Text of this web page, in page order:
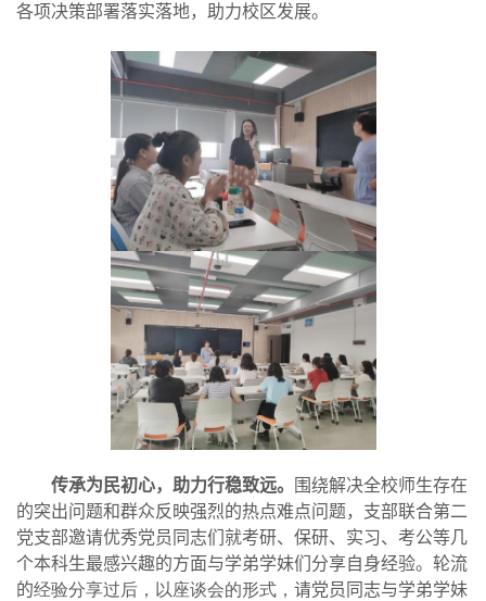
各项决策部署落实落地，助力校区发展。
传承为民初心，助力行稳致远。
围绕解决全校师生存在
的突出问题和群众反映强烈的热点难点问题， 支部联合第二
党支部邀请优秀党员同志们就考研、保研、实习、考公等几
个本科生最感兴趣的方面与学弟学妹们分享自身经验。 轮流
的经验分享过后，以座谈会的形式， 请党员同志与学弟学妹